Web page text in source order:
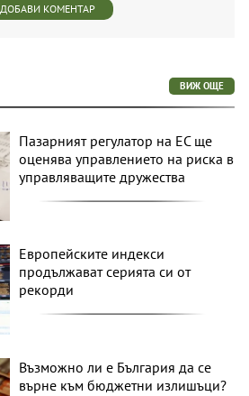
ДОБАВИ КОМЕНТАР
ВИЖ ОЩЕ
Пазарният регулатор на ЕС ще
оценява управлението на риска в
управляващите дружества
Европейските индекси
продължават серията си от
рекорди
Възможно ли е България да се
върне към бюджетни излишъци?